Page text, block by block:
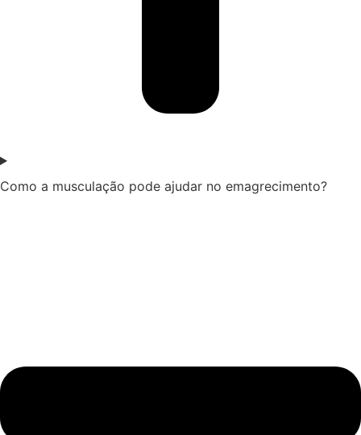
Como a musculação pode ajudar no emagrecimento?